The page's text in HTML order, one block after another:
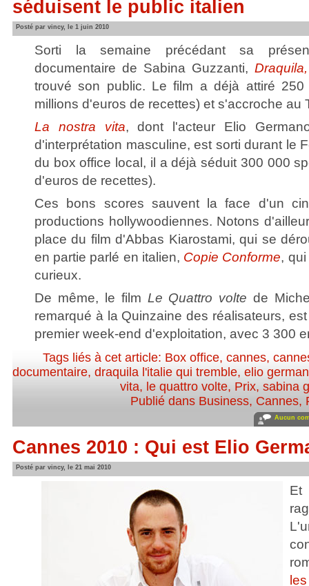
séduisent le public italien
Posté par vincy, le 1 juin 2010
Sorti la semaine précédant sa
documentaire de Sabina Guzzanti,
trouvé son public. Le film a déjà attiré 250
millions d'euros de recettes) et s'accroche au
La nostra vita, dont l'acteur Elio
d'interprétation masculine, est sorti durant le
du box office local, il a déjà séduit 300 000
d'euros de recettes).
Ces bons scores sauvent la face d'un
productions hollywoodiennes. Notons
place du film d'Abbas Kiarostami, qui se
en partie parlé en italien, Copie Conforme,
curieux.
De même, le film Le Quattro volte de
remarqué à la Quinzaine des réalisateurs,
premier week-end d'exploitation, avec 3 300
Tags liés à cet article: Box office, cannes,
documentaire,draquila l'italie qui tremble,elio
vita, le quattro volte, Prix,sabina
Publié dans Business, Cannes,
Aucun
Cannes 2010 : Qui est Elio
Posté par vincy, le 21 mai 2010